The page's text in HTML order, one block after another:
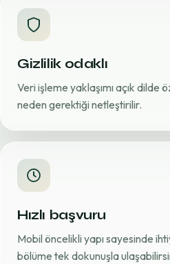
Gizlilik odaklı
Veri işleme yaklaşımı açık dilde
neden gerektiği netleştirilir.
Hızlı başvuru
Mobil öncelikli yapı sayesinde
bölüme tek dokunuşla